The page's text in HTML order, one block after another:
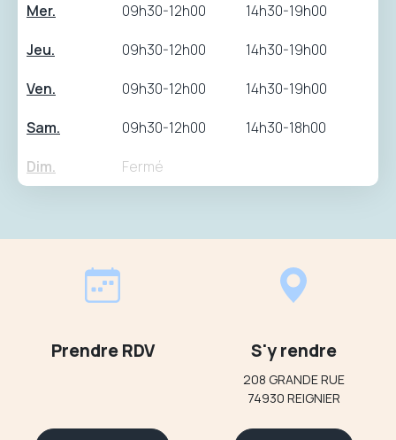
Mer.
09h30-12h00
14h30-19h00
Jeu.
09h30-12h00
14h30-19h00
Ven.
09h30-12h00
14h30-19h00
Sam.
09h30-12h00
14h30-18h00
Dim.
Fermé
Prendre RDV S'y rendre
208 GRANDE RUE
74930 REIGNIER